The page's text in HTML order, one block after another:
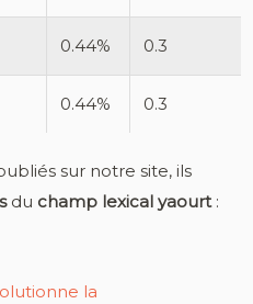
0.44% 0.3
0.44% 0.3
sur notre site, ils
du champ lexical yaourt:
la